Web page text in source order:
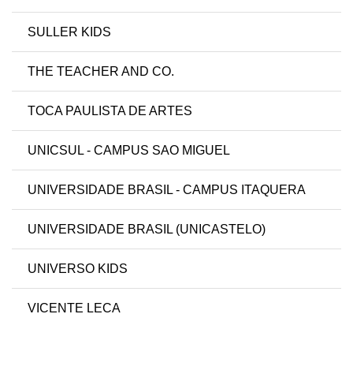
SULLER KIDS
THE TEACHER AND CO.
TOCA PAULISTA DE ARTES
UNICSUL - CAMPUS SAO MIGUEL
UNIVERSIDADE BRASIL - CAMPUS ITAQUERA
UNIVERSIDADE BRASIL (UNICASTELO)
UNIVERSO KIDS
VICENTE LECA